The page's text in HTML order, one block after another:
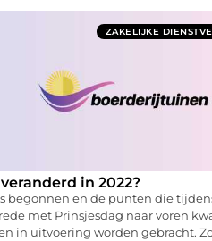
ZAKELIJKE
in 2022?
begonnen en de punten die
met Prinsjesdag naar voren
in uitvoering worden gebracht.